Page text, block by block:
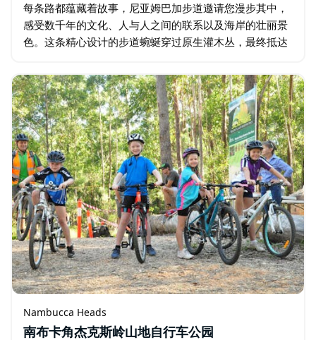
每条路都蕴藏着故事，尼亚姆巴加步道邀请您漫步其中，
感受数千年的文化、人与人之间的联系以及海岸的壮丽景
色。这条精心设计的步道蜿蜒穿过原生灌木丛，最终抵达
忘的体验。
Nambucca Heads
南布卡角杰克斯岭山地自行车公园